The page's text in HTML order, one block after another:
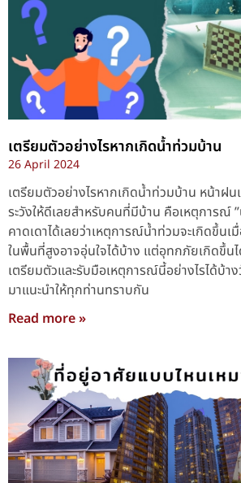
เตรียมตัวอย่างไรหากเกิดน้ำท่วมบ้าน
26 April 2024
เตรียมตัวอย่างไรหากเกิดน้ำท่วมบ้าน หน้าฝ
ระวังให้ดีเลยสำหรับคนที่มีบ้าน คือเหตุการณ์
คาดเดาได้เลยว่าเหตุการณ์น้ำท่วมจะเกิดขึ้น
ในพื้นที่สูงอาจอุ่นใจได้บ้าง แต่อุทกภัยเกิดขึ้น
เตรียมตัวและรับมือเหตุการณ์นี้อย่างไรได้บ้า
มาแนะนำให้ทุกท่านทราบกัน
Read more »